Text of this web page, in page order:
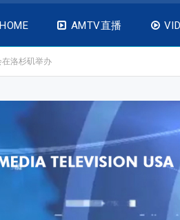
HOME AMTV直播
洛杉矶举办